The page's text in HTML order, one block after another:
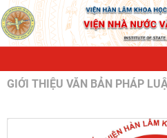
GIỚI THIỆU VĂN BẢN PHÁP